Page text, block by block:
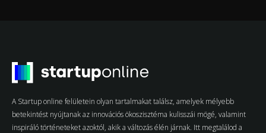
A Startup online felületein olyan tartalmakat találsz, amelyek mélyebb
betekintést nyújtanak az innovációs ökoszisztéma kulisszái mögé, valamint
inspiráló történeteket azoktól, akik a változás élén járnak. Itt megtalálod a